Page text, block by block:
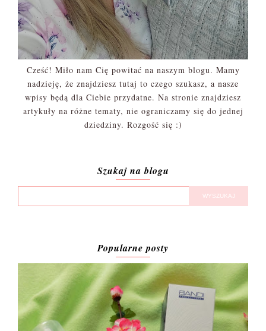
Cześć! Miło nam Cię powitać na naszym blogu. Mamy
nadzieję, że znajdziesz tutaj to czego szukasz, a nasze
wpisy będą dla Ciebie przydatne. Na stronie znajdziesz
artykuły na różne tematy, nie ograniczamy się do jednej
dziedziny. Rozgość się :)
Szukaj na blogu
Popularne posty